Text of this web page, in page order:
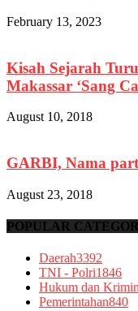
February 13, 2023
Kisah Sejarah
Makassar ‘Sang
August 10, 2018
GARBI, Nama
August 23, 2018
POPULAR
Daerah3392
TNI - Polri1846
Hukum dan
Pemerintahan840